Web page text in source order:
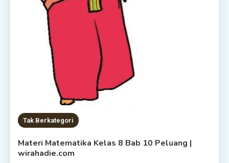
Tak Berkategori
Materi Matematika Kelas 8 Bab 10 Peluang |
wirahadie.com